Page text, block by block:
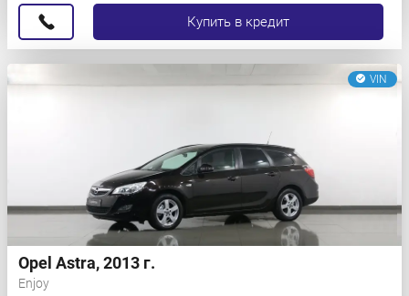
Купить в кредит
VIN
Opel Astra, 2013 г.
Enjoy